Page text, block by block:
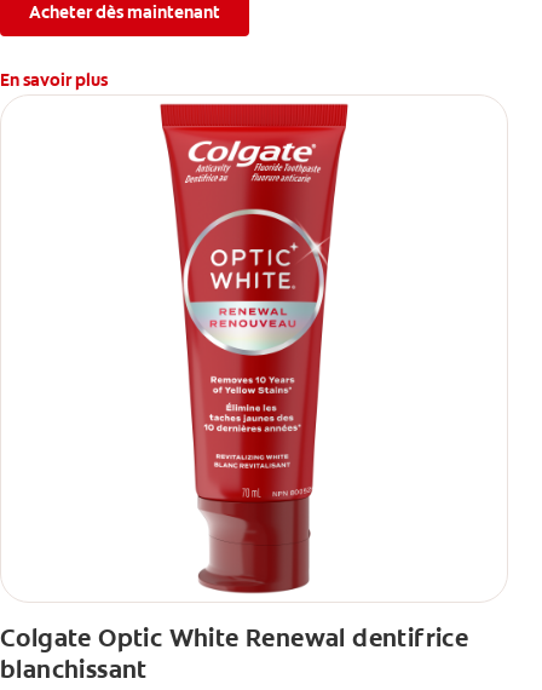
Acheter dès maintenant
En savoir plus
Colgate Optic White Renewal dentifrice
blanchissant